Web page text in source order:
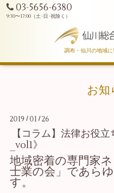
03-5656-6380
調布・仙川の地域
お知
2019 / 01 / 26
【コラム】法律お役
_vol1》
地域密着の専門家
士業の会」であら
す。